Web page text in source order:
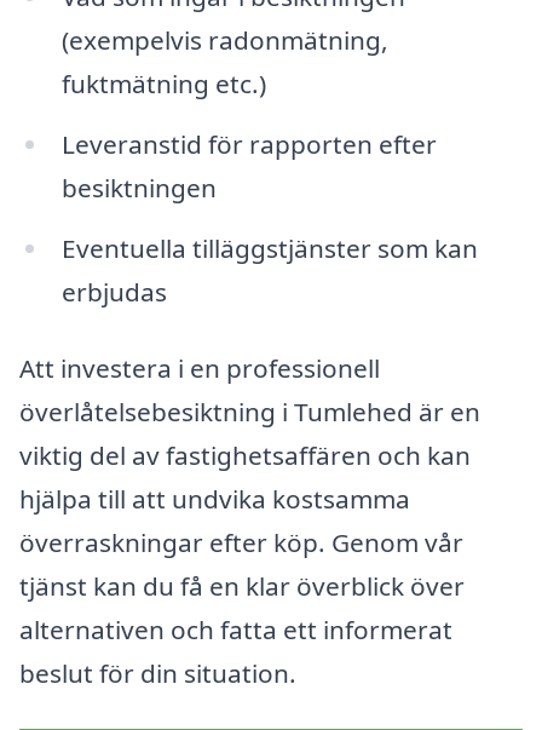
(exempelvis radonmätning,
fuktmätning etc.)
Leveranstid för rapporten efter
besiktningen
Eventuella tilläggstjänster som kan
erbjudas
Att investera i en professionell
överlåtelsebesiktning i Tumlehed är en
viktig del av fastighetsaffären och kan
hjälpa till att undvika kostsamma
överraskningar efter köp. Genom vår
tjänst kan du få en klar överblick över
alternativen och fatta ett informerat
beslut för din situation.